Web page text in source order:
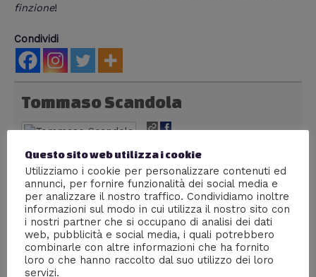
finzione!
Condividi
Tommaso Scandola
illustratore di Verona, ma vivo a Milano. Mi
interessano tutte le arti visive, la storia e l'archeologia
e la scienza in generale. Da buon nerd, divoro libri,
fumetti, film, documentari e serie tv come se non ci
fosse un domani.
Questo sito web utilizza i cookie
Utilizziamo i cookie per personalizzare contenuti ed
annunci, per fornire funzionalità dei social media e
per analizzare il nostro traffico. Condividiamo inoltre
informazioni sul modo in cui utilizza il nostro sito con
i nostri partner che si occupano di analisi dei dati
web, pubblicità e social media, i quali potrebbero
combinarle con altre informazioni che ha fornito
loro o che hanno raccolto dal suo utilizzo dei loro
servizi.